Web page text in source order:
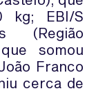
kg; EBI/S
(Região
somou
Franco
cerca de